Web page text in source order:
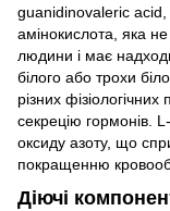
guanidinovaleric acid,
амінокислота, яка
людини і має
білого або трохи
різних
секрецію гормонів.
оксиду азоту, що
покращенню
Діючі